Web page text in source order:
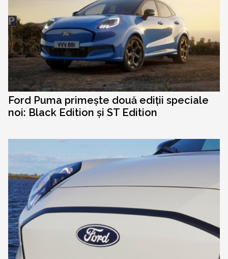
Ford Puma primește două ediții speciale
noi: Black Edition și ST Edition